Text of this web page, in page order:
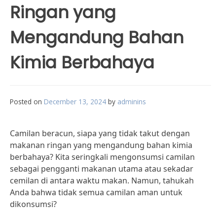
Ringan yang
Mengandung Bahan
Kimia Berbahaya
Posted on December 13, 2024 by adminins
Camilan beracun, siapa yang tidak takut dengan
makanan ringan yang mengandung bahan kimia
berbahaya? Kita seringkali mengonsumsi camilan
sebagai pengganti makanan utama atau sekadar
cemilan di antara waktu makan. Namun, tahukah
Anda bahwa tidak semua camilan aman untuk
dikonsumsi?